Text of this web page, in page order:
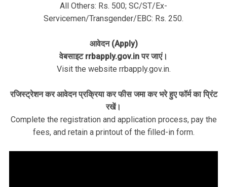
All Others: Rs. 500; SC/ST/Ex-
Servicemen/Transgender/EBC: Rs. 250.
आवेदन (Apply)
वेबसाइट rrbapply.gov.in पर जाएं।
Visit the website rrbapply.gov.in.
रजिस्ट्रेशन कर आवेदन प्रक्रिया कर फीस जमा कर भरे हुए फॉर्म का प्रिंट
रखें।
Complete the registration and application process, pay the
fees, and retain a printout of the filled-in form.